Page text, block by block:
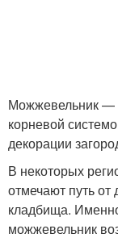
Можжевельник —
корневой
декорации
В некоторых
отмечают путь
кладбища.
можжевельник